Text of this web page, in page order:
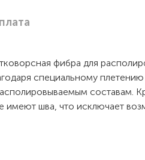
фибра для
специальному
составам.
имеют шва, что исключает